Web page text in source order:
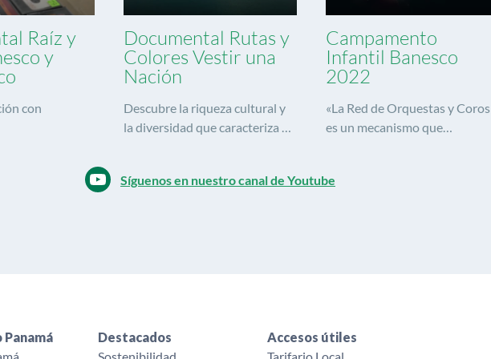
Raíz y
y
con
Documental Rutas y
Colores Vestir una
Nación
Descubre la riqueza cultural y
la diversidad que caracteriza a
tradiciones vinculadas a los
Campamento
Infantil Banesco
2022
«La Red de Orquestas y Coros
es un mecanismo que
mediante la música…
Síguenos en nuestro canal de Youtube
Panamá
Destacados
Accesos útiles